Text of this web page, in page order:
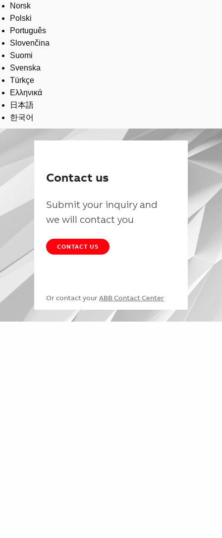
Norsk
Polski
Português
Slovenčina
Suomi
Svenska
Türkçe
Ελληνικά
日本語
한국어
Contact us
Submit your inquiry and
we will contact you
CONTACT US
Or contact your ABB Contact Center